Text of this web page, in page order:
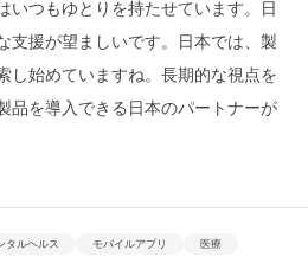
いつもゆとりを持たせています。日
支援が望ましいです。日本では、製
し始めていますね。長期的な視点を
品を導入できる日本のパートナーが
タルヘルス モバイルアプリ 医療